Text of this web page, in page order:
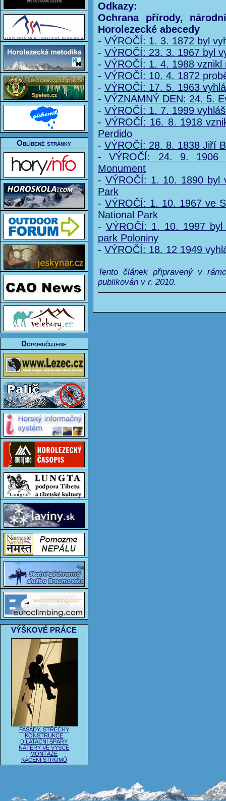
Oblíbené stránky
Doporučujeme
VÝŠKOVÉ PRÁCE
FASÁDY, STŘECHY
KONSTRUKCE
DILATAČNÍ SPÁRY
NÁTĚRY VE VÝŠCE
MONTÁŽE
KÁCENÍ STROMŮ
Odkazy:
Ochrana přírody,
Horolezecké abecedy
- VÝROČÍ: 1. 3. 1872 byl
- VÝROČÍ: 23. 3. 1967 byl
- VÝROČÍ: 1. 4. 1988
- VÝROČÍ: 10. 4. 1872
- VÝROČÍ: 17. 5. 1963
- VÝZNAMNÝ DEN: 24. 5.
- VÝROČÍ: 1. 7. 1999
-VÝROČÍ: 16. 8. 1918
Perdido
- VÝROČÍ: 28. 8. 1838 Jiří
-VÝROČÍ: 24. 9. 1906
Monument
- VÝROČÍ: 1. 10. 1890 byl
Park
- VÝROČÍ: 1. 10. 1967 ve
National Park
- VÝROČÍ: 1. 10. 1997
park Poloniny
- VÝROČÍ: 18. 12 1949
Tento článek připravený v
publikován v r. 2010.